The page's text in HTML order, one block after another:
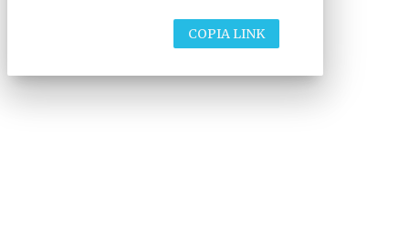
COPIA LINK